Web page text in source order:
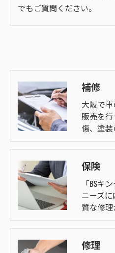
でもご質問ください。
補修
大阪で
販売を
傷、塗
保険
「BSキ
ニーズ
質な修
修理